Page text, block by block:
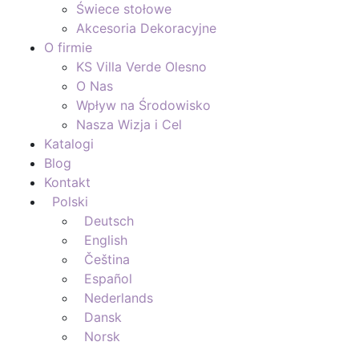
Świece stołowe
Akcesoria Dekoracyjne
O firmie
KS Villa Verde Olesno
O Nas
Wpływ na Środowisko
Nasza Wizja i Cel
Katalogi
Blog
Kontakt
Polski
Deutsch
English
Čeština
Español
Nederlands
Dansk
Norsk